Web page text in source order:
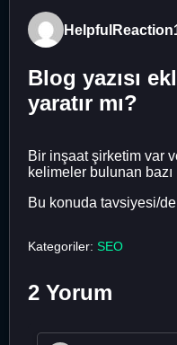
Blog yazısı
yaratır mı?
Bir inşaat şirketim var
kelimeler bulunan
Bu konuda tavsiyesi/
Kategoriler: SEO
2 Yorum